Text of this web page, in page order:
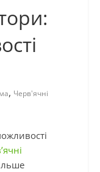
, Черв'ячні